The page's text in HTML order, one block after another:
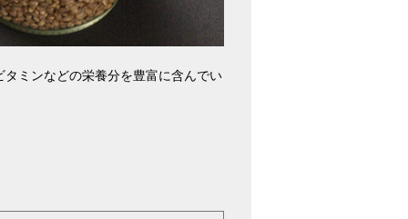
ミンなどの栄養分を豊富に含んでい